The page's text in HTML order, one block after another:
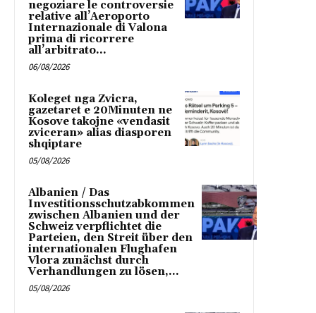
negoziare le controversie
relative all’Aeroporto
Internazionale di Valona
prima di ricorrere
all’arbitrato...
06/08/2026
Koleget nga Zvicra,
gazetaret e 20Minuten ne
Kosove takojne «vendasit
zviceran» alias diasporen
shqiptare
05/08/2026
Albanien / Das
Investitionsschutzabkommen
zwischen Albanien und der
Schweiz verpflichtet die
Parteien, den Streit über den
internationalen Flughafen
Vlora zunächst durch
Verhandlungen zu lösen,...
05/08/2026